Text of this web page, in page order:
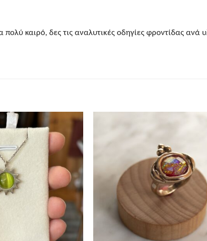
καιρό, δες τις αναλυτικές οδηγίες φροντίδας ανά